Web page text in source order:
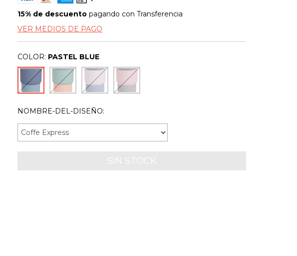
15% de descuento pagando con Transferencia
VER MEDIOS DE PAGO
COLOR: PASTEL BLUE
NOMBRE-DEL-DISEÑO: